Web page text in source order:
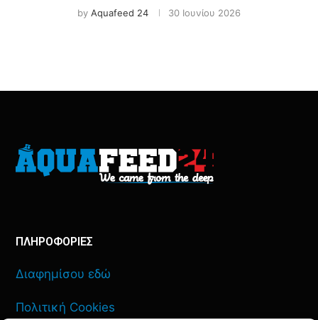
by Aquafeed 24 30 Ιουνίου 2026
ΠΛΗΡΟΦΟΡΙΕΣ
Διαφημίσου εδώ
Πολιτική Cookies